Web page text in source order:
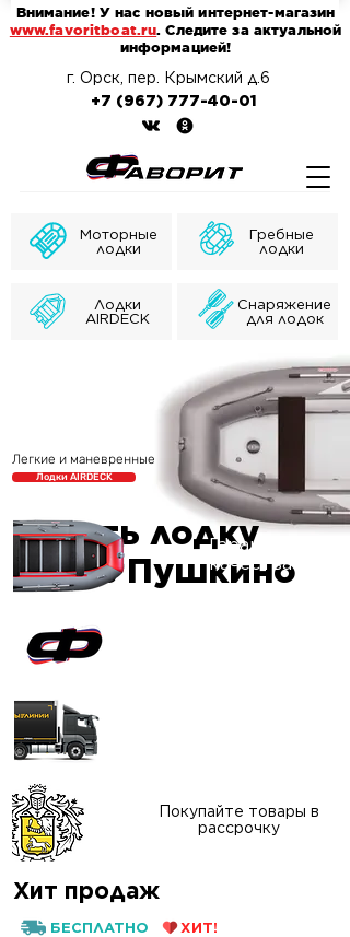
г. Орск, пер. Крымский д.6
+7 (967) 777-40-01
Внимание! У нас новый интернет-магазин
www.favoritboat.ru. Следите за актуальной
информацией!
Моторные
лодки
Гребные
лодки
Лодки
AIRDECK
Снаряжение
для лодок
Легкие и маневренные
Лодки AIRDECK
Купить лодку
ПВХ в Пушкино
Гарантия
качества
Покупайте товары в
рассрочку
Хит продаж
БЕСПЛАТНО ХИТ!